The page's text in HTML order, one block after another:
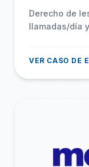
Derecho de
llamadas/día
VER CASO DE